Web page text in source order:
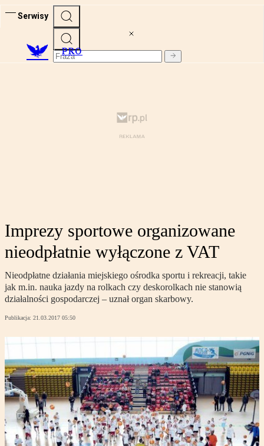
Serwisy
PRO
Imprezy sportowe organizowane
nieodpłatnie wyłączone z VAT
Nieodpłatne działania miejskiego ośrodka sportu i rekreacji, takie
jak m.in. nauka jazdy na rolkach czy deskorolkach nie stanowią
działalności gospodarczej – uznał organ skarbowy.
Publikacja: 21.03.2017 05:50